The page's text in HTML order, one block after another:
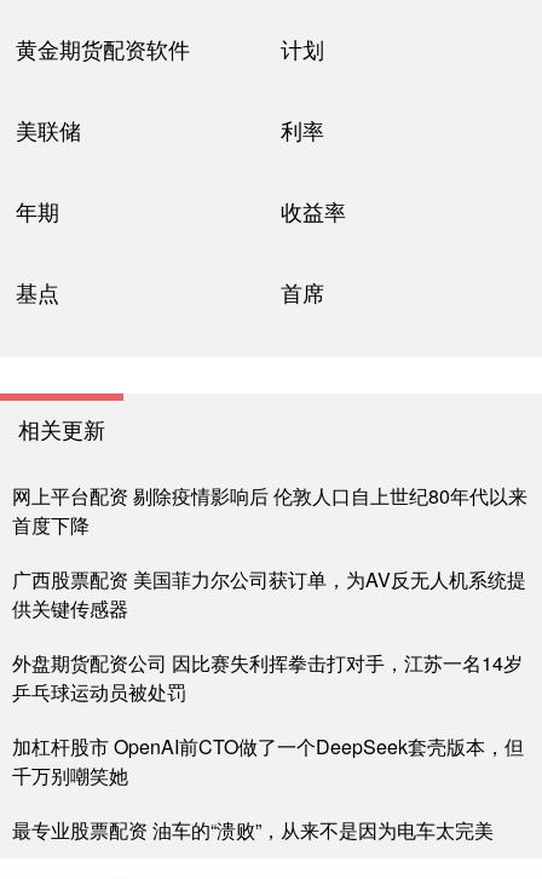
黄金期货配资软件 计划
美联储 利率
年期 收益率
基点 首席
相关更新
网上平台配资 剔除疫情影响后 伦敦人口自上世纪80年代以来
首度下降
广西股票配资 美国菲力尔公司获订单，为AV反无人机系统提
供关键传感器
外盘期货配资公司 因比赛失利挥拳击打对手，江苏一名14岁
乒乓球运动员被处罚
加杠杆股市 OpenAI前CTO做了一个DeepSeek套壳版本，但
千万别嘲笑她
最专业股票配资 油车的“溃败”，从来不是因为电车太完美